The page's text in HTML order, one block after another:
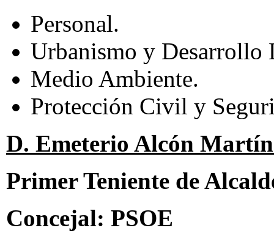
Personal.
Urbanismo y Desarrollo
Medio Ambiente.
Protección Civil y
D. Emeterio Alcón
Primer Teniente de
Concejal: PSOE